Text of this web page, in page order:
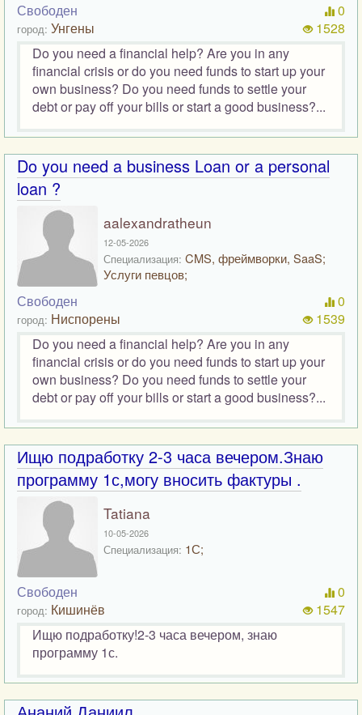
Свободен
город: Унгены
0
1528
Do you need a financial help? Are you in any
financial crisis or do you need funds to start up your
own business? Do you need funds to settle your
debt or pay off your bills or start a good business?...
Do you need a business Loan or a personal
loan ?
aalexandratheun
12-05-2026
Специализация: CMS, фреймворки, SaaS;
Услуги певцов;
Свободен
город: Ниспорены
0
1539
Do you need a financial help? Are you in any
financial crisis or do you need funds to start up your
own business? Do you need funds to settle your
debt or pay off your bills or start a good business?...
Ищю подработку 2-3 часа вечером.Знаю
программу 1с,могу вносить фактуры .
Tatiana
10-05-2026
Специализация: 1С;
Свободен
город: Кишинёв
0
1547
Ищю подработку!2-3 часа вечером, знаю
программу 1с.